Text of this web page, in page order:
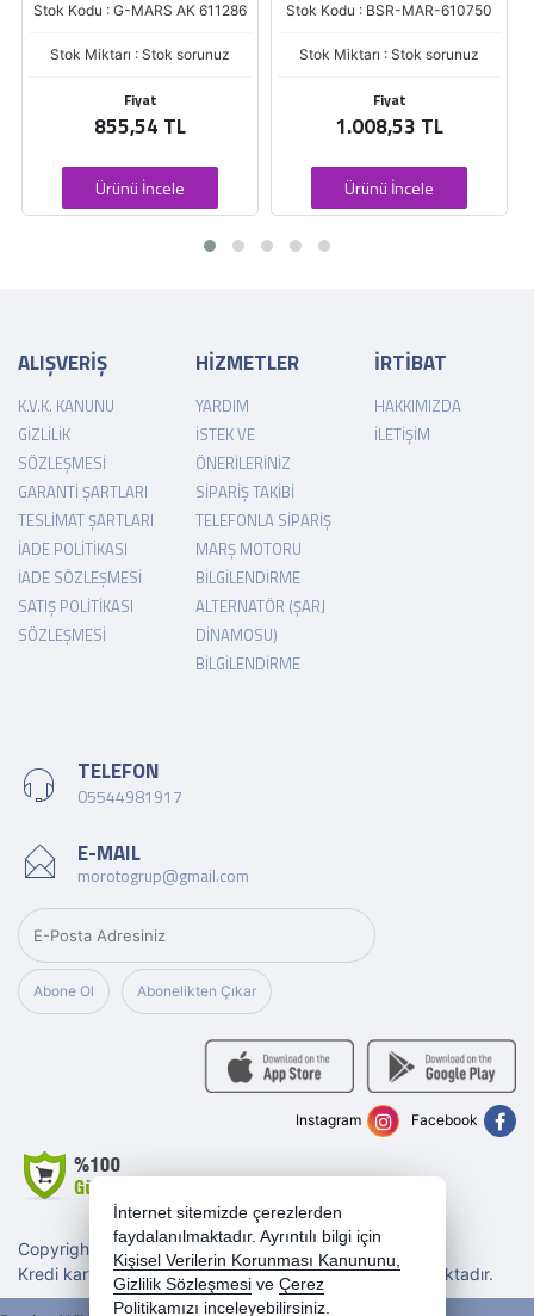
Stok Kodu : G-MARS AK 611286
Stok Miktarı : Stok sorunuz
Fiyat
855,54 TL
Ürünü İncele
Stok Kodu : BSR-MAR-610750
Stok Miktarı : Stok sorunuz
Fiyat
1.008,53 TL
Ürünü İncele
ALIŞVERİŞ
K.V.K. KANUNU
GIZLILIK
SÖZLEŞMESI
GARANTI ŞARTLARI
TESLIMAT ŞARTLARI
İADE POLITIKASI
İADE SÖZLEŞMESI
SATIŞ POLITIKASI
SÖZLEŞMESI
HİZMETLER
YARDIM
İSTEK VE
ÖNERILERINIZ
SIPARIŞ TAKIBI
TELEFONLA SIPARIŞ
MARŞ MOTORU
BILGILENDIRME
ALTERNATÖR (ŞARJ
DINAMOSU)
BILGILENDIRME
İRTİBAT
HAKKIMIZDA
İLETIŞIM
TELEFON
05544981917
E-MAIL
morotogrup@gmail.com
Abone Ol Abonelikten Çıkar
Copyright 2026 morotogrup.com - Tüm hakları saklıdır.
Kredi kartı bilgileriniz 256bit SSL sertifikası ile korunmaktadır.
Facebook
Instagram
İnternet sitemizde çerezlerden
faydalanılmaktadır. Ayrıntılı bilgi için
Kişisel Verilerin Korunması Kanununu,
Gizlilik Sözleşmesi ve Çerez
Politikamızı inceleyebilirsiniz.